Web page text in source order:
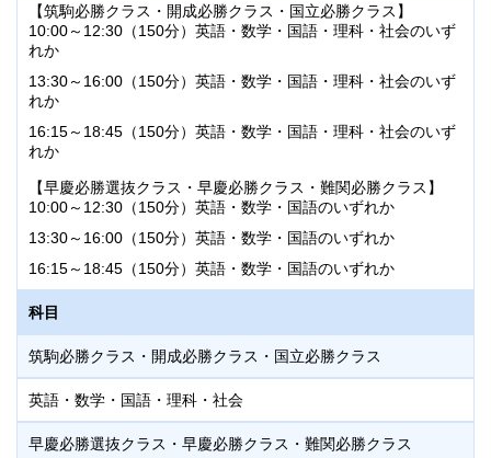
【筑駒必勝クラス・開成必勝クラス・国立必勝クラス】
10:00～12:30（150分）英語・数学・国語・理科・社会のいず
れか
13:30～16:00（150分）英語・数学・国語・理科・社会のいず
れか
16:15～18:45（150分）英語・数学・国語・理科・社会のいず
れか
【早慶必勝選抜クラス・早慶必勝クラス・難関必勝クラス】
10:00～12:30（150分）英語・数学・国語のいずれか
13:30～16:00（150分）英語・数学・国語のいずれか
16:15～18:45（150分）英語・数学・国語のいずれか
科目
筑駒必勝クラス・開成必勝クラス・国立必勝クラス
英語・数学・国語・理科・社会
早慶必勝選抜クラス・早慶必勝クラス・難関必勝クラス